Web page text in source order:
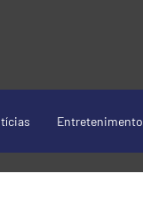
Entretenimento